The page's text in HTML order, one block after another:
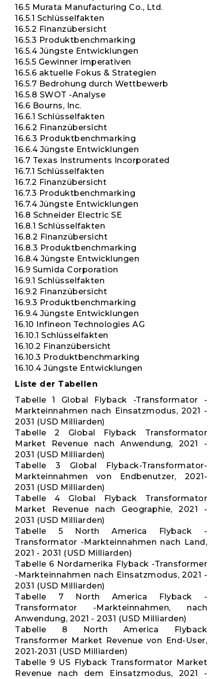
16.5 Murata Manufacturing Co., Ltd.
16.5.1 Schlüsselfakten
16.5.2 Finanzübersicht
16.5.3 Produktbenchmarking
16.5.4 Jüngste Entwicklungen
16.5.5 Gewinner imperativen
16.5.6 aktuelle Fokus & Strategien
16.5.7 Bedrohung durch Wettbewerb
16.5.8 SWOT -Analyse
16.6 Bourns, Inc.
16.6.1 Schlüsselfakten
16.6.2 Finanzübersicht
16.6.3 Produktbenchmarking
16.6.4 Jüngste Entwicklungen
16.7 Texas Instruments Incorporated
16.7.1 Schlüsselfakten
16.7.2 Finanzübersicht
16.7.3 Produktbenchmarking
16.7.4 Jüngste Entwicklungen
16.8 Schneider Electric SE
16.8.1 Schlüsselfakten
16.8.2 Finanzübersicht
16.8.3 Produktbenchmarking
16.8.4 Jüngste Entwicklungen
16.9 Sumida Corporation
16.9.1 Schlüsselfakten
16.9.2 Finanzübersicht
16.9.3 Produktbenchmarking
16.9.4 Jüngste Entwicklungen
16.10 Infineon Technologies AG
16.10.1 Schlüsselfakten
16.10.2 Finanzübersicht
16.10.3 Produktbenchmarking
16.10.4 Jüngste Entwicklungen
Liste der Tabellen
Tabelle 1 Global Flyback -Transformator -
Markteinnahmen nach Einsatzmodus, 2021 -
2031 (USD Milliarden)
Tabelle 2 Global Flyback Transformator
Market Revenue nach Anwendung, 2021 -
2031 (USD Milliarden)
Tabelle 3 Global Flyback-Transformator-
Markteinnahmen von Endbenutzer, 2021-
2031 (USD Milliarden)
Tabelle 4 Global Flyback Transformator
Market Revenue nach Geographie, 2021 -
2031 (USD Milliarden)
Tabelle 5 North America Flyback -
Transformator -Markteinnahmen nach Land,
2021 - 2031 (USD Milliarden)
Tabelle 6 Nordamerika Flyback -Transformer
-Markteinnahmen nach Einsatzmodus, 2021 -
2031 (USD Milliarden)
Tabelle 7 North America Flyback -
Transformator -Markteinnahmen, nach
Anwendung, 2021 - 2031 (USD Milliarden)
Tabelle 8 North America Flyback
Transformer Market Revenue von End-User,
2021-2031 (USD Milliarden)
Tabelle 9 US Flyback Transformator Market
Revenue nach dem Einsatzmodus, 2021 -